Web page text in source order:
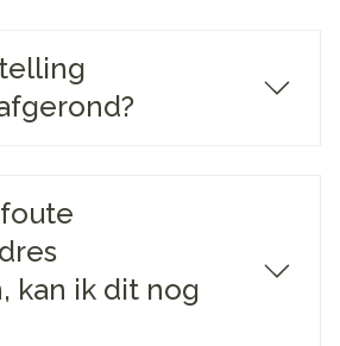
kan ik dit nog